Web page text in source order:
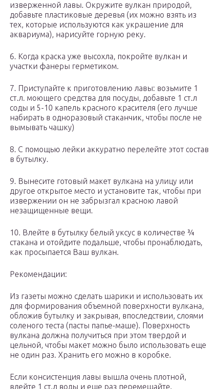
изверженной лавы. Окружите вулкан природой,
добавьте пластиковые деревья (их можно взять из
тех, которые используются как украшение для
аквариума), нарисуйте горную реку.
6. Когда краска уже высохла, покройте вулкан и
участки фанеры герметиком.
7. Приступайте к приготовлению лавы: возьмите 1
ст.л. моющего средства для посуды, добавьте 1 ст.л
соды и 5-10 капель красного красителя (его лучше
набирать в одноразовый стаканчик, чтобы после не
вымывать чашку)
8. С помощью лейки аккуратно перелейте этот состав
в бутылку.
9. Вынесите готовый макет вулкана на улицу или
другое открытое место и установите так, чтобы при
извержении он не забрызгал красною лавой
незащищенные вещи.
10. Влейте в бутылку белый уксус в количестве ¾
стакана и отойдите подальше, чтобы пронаблюдать,
как просыпается Ваш вулкан.
Рекомендации:
Из газеты можно сделать шарики и использовать их
для формирования объемной поверхности вулкана,
обложив бутылку и закрывая, впоследствии, слоями
соленого теста (пасты папье-маше). Поверхность
вулкана должна получиться при этом твердой и
цельной, чтобы макет можно было использовать еще
не один раз. Хранить его можно в коробке.
Если консистенция лавы вышла очень плотной,
влейте 1 ст.л воды и еще раз перемешайте.